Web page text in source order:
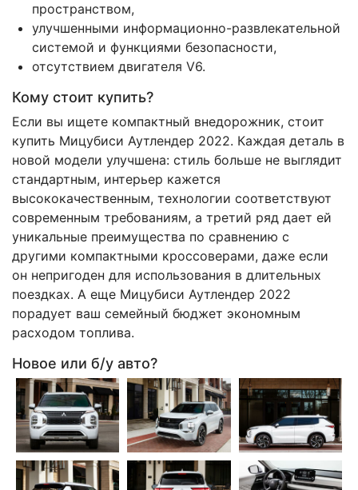
пространством,
улучшенными информационно-развлекательной
системой и функциями безопасности,
отсутствием двигателя V6.
Кому стоит купить?
Если вы ищете компактный внедорожник, стоит
купить Мицубиси Аутлендер 2022. Каждая деталь в
новой модели улучшена: стиль больше не выглядит
стандартным, интерьер кажется
высококачественным, технологии соответствуют
современным требованиям, а третий ряд дает ей
уникальные преимущества по сравнению с
другими компактными кроссоверами, даже если
он непригоден для использования в длительных
поездках. А еще Мицубиси Аутлендер 2022
порадует ваш семейный бюджет экономным
расходом топлива.
Новое или б/у авто?